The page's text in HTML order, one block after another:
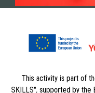
This activity is part of
SKILLS", supported by the